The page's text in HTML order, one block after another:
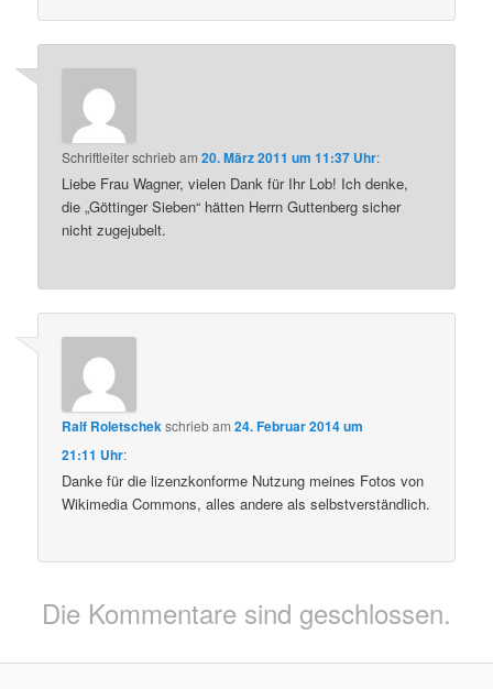
Schriftleiterschriebam20. März 2011 um 11:37 Uhr:
Liebe Frau Wagner, vielen Dank für Ihr Lob! Ich denke,
die „Göttinger Sieben“ hätten Herrn Guttenberg sicher
nicht zugejubelt.
Ralf Roletschekschriebam24. Februar 2014 um
21:11 Uhr:
Danke für die lizenzkonforme Nutzung meines Fotos von
Wikimedia Commons, alles andere als selbstverständlich.
Die Kommentare sind geschlossen.